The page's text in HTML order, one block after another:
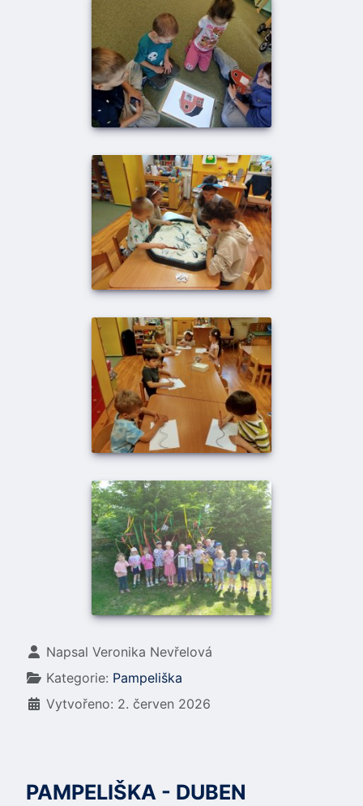
Základní údaje
Napsal Veronika Nevřelová
Kategorie: Pampeliška
Vytvořeno: 2. červen 2026
PAMPELIŠKA - DUBEN